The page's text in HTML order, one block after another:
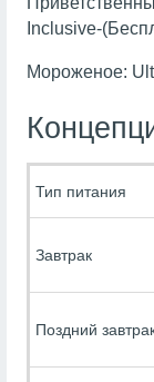
Inclusive-
Мороженое:
Тип питания
Завтрак
Поздний